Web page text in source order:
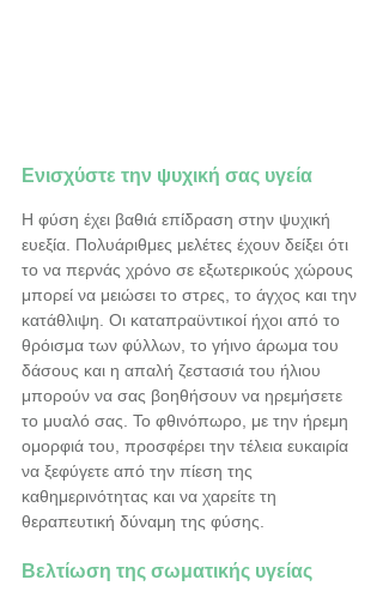
Ενισχύστε την ψυχική σας υγεία
Η φύση έχει βαθιά επίδραση στην ψυχική
ευεξία. Πολυάριθμες μελέτες έχουν δείξει ότι
το να περνάς χρόνο σε εξωτερικούς χώρους
μπορεί να μειώσει το στρες, το άγχος και την
κατάθλιψη. Οι καταπραϋντικοί ήχοι από το
θρόισμα των φύλλων, το γήινο άρωμα του
δάσους και η απαλή ζεστασιά του ήλιου
μπορούν να σας βοηθήσουν να ηρεμήσετε
το μυαλό σας. Το φθινόπωρο, με την ήρεμη
ομορφιά του, προσφέρει την τέλεια ευκαιρία
να ξεφύγετε από την πίεση της
καθημερινότητας και να χαρείτε τη
θεραπευτική δύναμη της φύσης.
Βελτίωση της σωματικής υγείας